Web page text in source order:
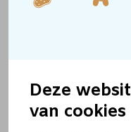
Deze
van cookies